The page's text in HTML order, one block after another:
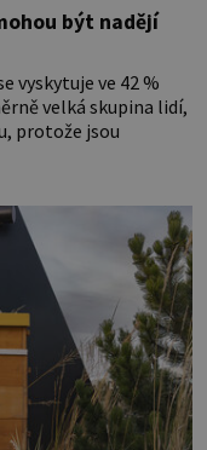
být nadějí
vyskytuje ve 42 %
velká skupina lidí,
protože jsou